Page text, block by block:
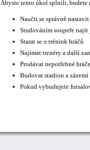
Abyste tento úkol splnili, budete
Naučit se správně
Studováním soupeře
Starat se o trénink hráčů
Najímat trenéry a další
Prodávat nepotřebné
Budovat stadion a
Pokud vybudujete